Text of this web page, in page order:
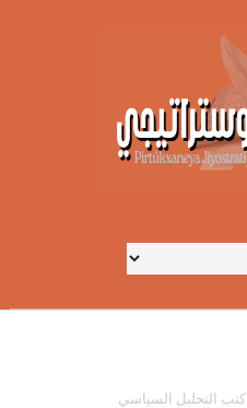
كتب التحليل السياسي